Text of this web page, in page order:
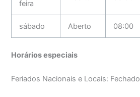
feira
sábado Aberto 08:00
Horários especiais
Feriados Nacionais e Locais: Fechado